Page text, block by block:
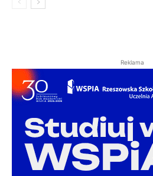
Reklama